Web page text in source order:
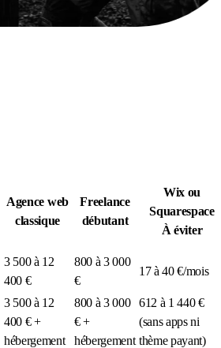
Agence web
classique
Freelance
débutant
Wix ou
Squarespace
À éviter
3 500 à 12
400 €
800 à 3 000
€
17 à 40 €/mois
3 500 à 12
400 € +
hébergement
800 à 3 000
€ +
hébergement
612 à 1 440 €
(sans apps ni
thème payant)